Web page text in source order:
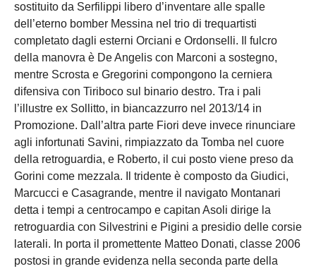
sostituito da Serfilippi libero d’inventare alle spalle
dell’eterno bomber Messina nel trio di trequartisti
completato dagli esterni Orciani e Ordonselli. Il fulcro
della manovra è De Angelis con Marconi a sostegno,
mentre Scrosta e Gregorini compongono la cerniera
difensiva con Tiriboco sul binario destro. Tra i pali
l’illustre ex Sollitto, in biancazzurro nel 2013/14 in
Promozione. Dall’altra parte Fiori deve invece rinunciare
agli infortunati Savini, rimpiazzato da Tomba nel cuore
della retroguardia, e Roberto, il cui posto viene preso da
Gorini come mezzala. Il tridente è composto da Giudici,
Marcucci e Casagrande, mentre il navigato Montanari
detta i tempi a centrocampo e capitan Asoli dirige la
retroguardia con Silvestrini e Pigini a presidio delle corsie
laterali. In porta il promettente Matteo Donati, classe 2006
postosi in grande evidenza nella seconda parte della